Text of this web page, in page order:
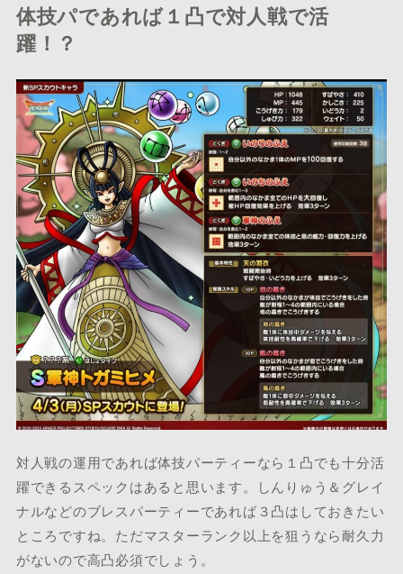
体技パであれば１凸で対人戦で活
躍！？
対人戦の運用であれば体技パーティーなら１凸でも十分活
躍できるスペックはあると思います。しんりゅう＆グレイ
ナルなどのブレスパーティーであれば３凸はしておきたい
ところですね。ただマスターランク以上を狙うなら耐久力
がないので高凸必須でしょう。